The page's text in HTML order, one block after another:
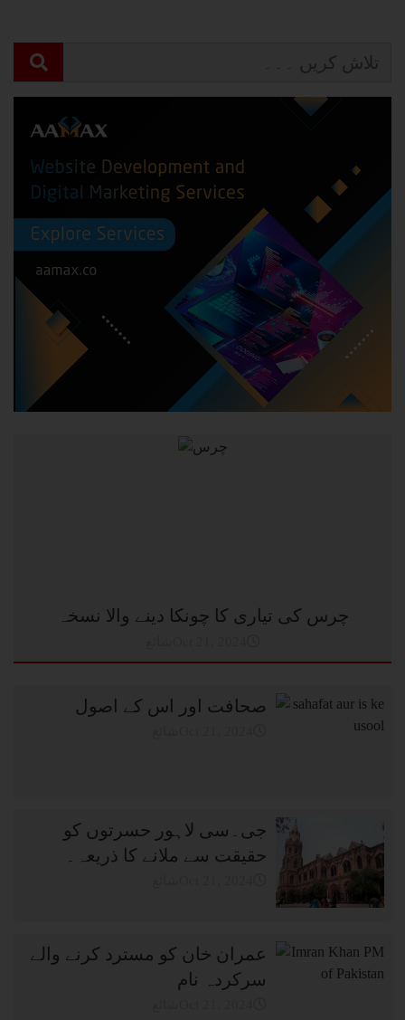
چرس کی تیاری کا چونکا دینے والا نسخہ
صحافت اور اس کے اصول
جی۔سی لاہور حسرتوں کو
حقیقت سے ملانے کا ذریعہ۔
عمران خان کو مسترد کرنے والے
سرکردہ نام